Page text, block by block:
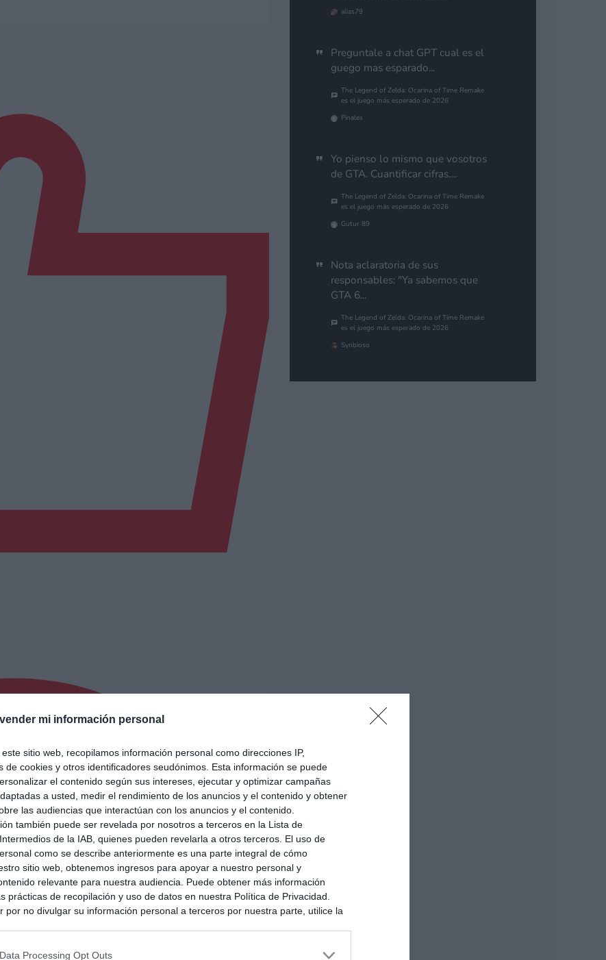
mi información personal
sitio web, recopilamos información personal como direcciones IP,
de cookies y otros identificadores seudónimos. Esta información se puede
el contenido según sus intereses, ejecutar y optimizar campañas
a usted, medir el rendimiento de los anuncios y el contenido y obtener
las audiencias que interactúan con los anuncios y el contenido.
también puede ser revelada por nosotros a terceros en la Lista de
de la IAB, quienes pueden revelarla a otros terceros. El uso de
como se describe anteriormente es una parte integral de cómo
sitio web, obtenemos ingresos para apoyar a nuestro personal y
relevante para nuestra audiencia. Puede obtener más información
prácticas de recopilación y uso de datos en nuestra Política de Privacidad.
por no divulgar su información personal a terceros por nuestra parte, utilice la
en la información personal utilizada por nosotros o en información personal
Processing Opt Outs
alias79
Preguntale a chat GPT cual es el
guego mas esparado...
The Legend of Zelda: Ocarina of Time Remake
es el juego más esperado de 2026
Pinales
Yo pienso lo mismo que vosotros
de GTA. Cuantificar cifras....
The Legend of Zelda: Ocarina of Time Remake
es el juego más esperado de 2026
Gutur 89
Nota aclaratoria de sus
responsables: "Ya sabemos que
GTA 6...
The Legend of Zelda: Ocarina of Time Remake
es el juego más esperado de 2026
Synbioso